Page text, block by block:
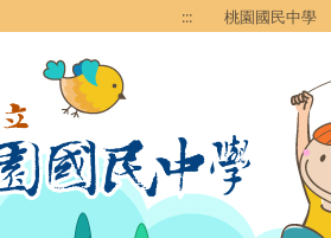
::: 桃園國民中學